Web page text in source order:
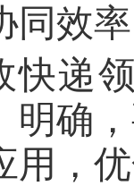
同效
快递
明确
用，